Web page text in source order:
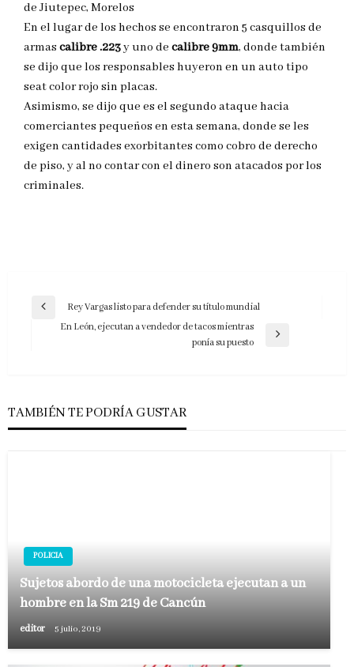
de Jiutepec, Morelos
En el lugar de los hechos se encontraron 5 casquillos de
armas calibre .223y uno de calibre 9mm, donde también
se dijo que los responsables huyeron en un auto tipo
seat color rojo sin placas.
Asimismo, se dijo que es el segundo ataque hacia
comerciantes pequeños en esta semana, donde se les
exigen cantidades exorbitantes como cobro de derecho
de piso, y al no contar con el dinero son atacados por los
criminales.
Navegación
anterior
Rey Vargas listo para defender su título mundial
En León, ejecutan a vendedor de tacos mientras
ponía su puesto
TAMBIÉN TE PODRÍA GUSTAR
POLICIA
Sujetos abordo de una motocicleta ejecutan a un
hombre en la Sm 219 de Cancún
editor 5 julio, 2019